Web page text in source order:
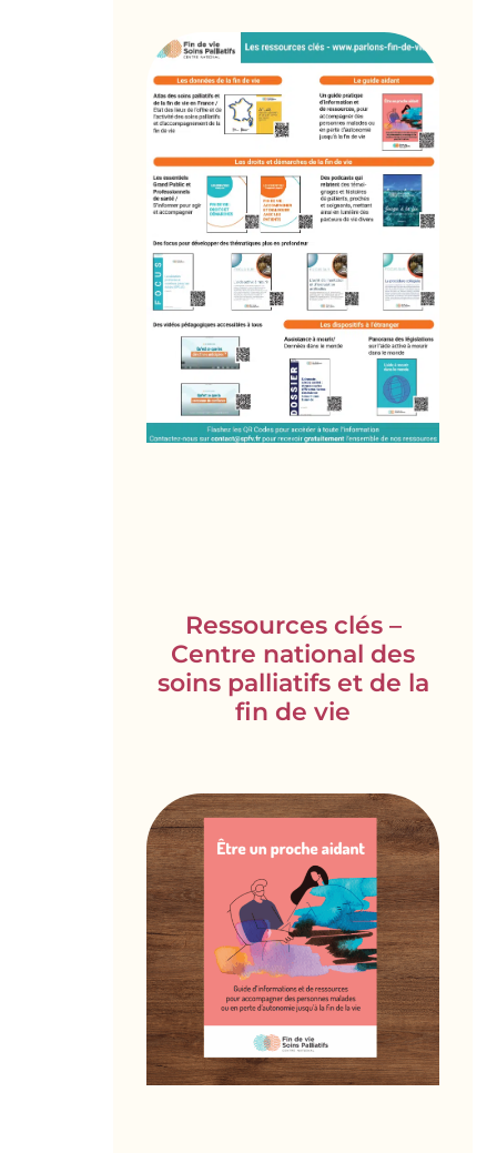
Ressources clés –
Centre national des
soins palliatifs et de la
fin de vie